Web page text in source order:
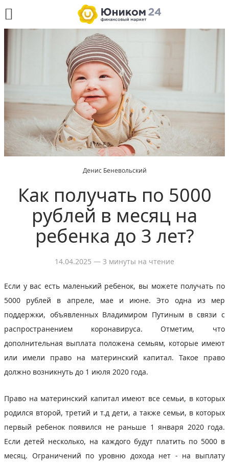
Денис Беневольский
Как получать по 5000
рублей в месяц на
ребенка до 3 лет?
14.04.2025 — 3 минуты на чтение
Если у вас есть маленький ребенок, вы можете получать по
5000 рублей в апреле, мае и июне. Это одна из мер
поддержки, объявленных Владимиром Путиным в связи с
распространением коронавируса. Отметим, что
дополнительная выплата положена семьям, которые имеют
или имели право на материнский капитал. Такое право
должно возникнуть до 1 июля 2020 года.
Право на материнский капитал имеют все семьи, в которых
родился второй, третий и т.д дети, а также семьи, в которых
первый ребенок появился не раньше 1 января 2020 года.
Если детей несколько, на каждого будут платить по 5000 в
месяц. Ограничений по уровню дохода нет - на выплату